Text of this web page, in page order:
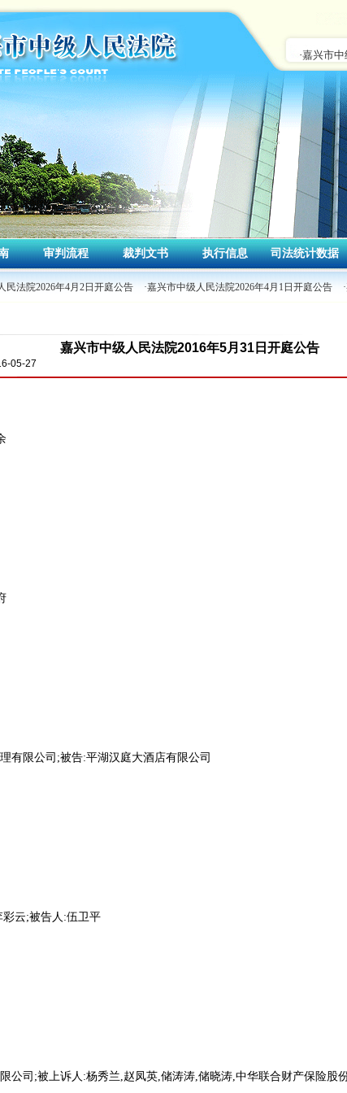
审判流程 裁判文书 执行信息 司法统计数据
民法院2026年4月2日开庭公告 ·嘉兴市中级人民法院2026年4月1日开庭公告
嘉兴市中级人民法院2016年5月31日开庭公告
05-27
有限公司;被告:平湖汉庭大酒店有限公司
云;被告人:伍卫平
公司;被上诉人:杨秀兰,赵凤英,储涛涛,储晓涛,中华联合财产保险股